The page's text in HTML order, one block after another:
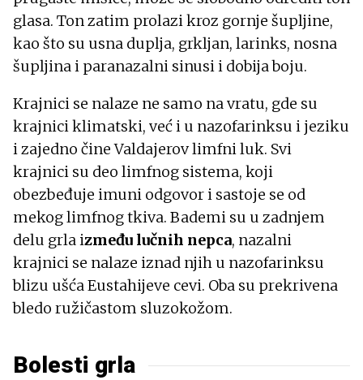
glasa. Ton zatim prolazi kroz gornje šupljine,
kao što su usna duplja, grkljan, larinks, nosna
šupljina i paranazalni sinusi i dobija boju.
Krajnici se nalaze ne samo na vratu, gde su
krajnici klimatski, već i u nazofarinksu i jeziku
i zajedno čine Valdajerov limfni luk. Svi
krajnici su deo limfnog sistema, koji
obezbeđuje imuni odgovor i sastoje se od
mekog limfnog tkiva. Bademi su u zadnjem
delu grla između lučnih nepca, nazalni
krajnici se nalaze iznad njih u nazofarinksu
blizu ušća Eustahijeve cevi. Oba su prekrivena
bledo ružičastom sluzokožom.
Bolesti grla